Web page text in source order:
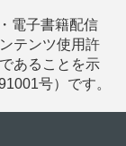
電子書籍配信
テンツ使用許
あることを示
号）です。